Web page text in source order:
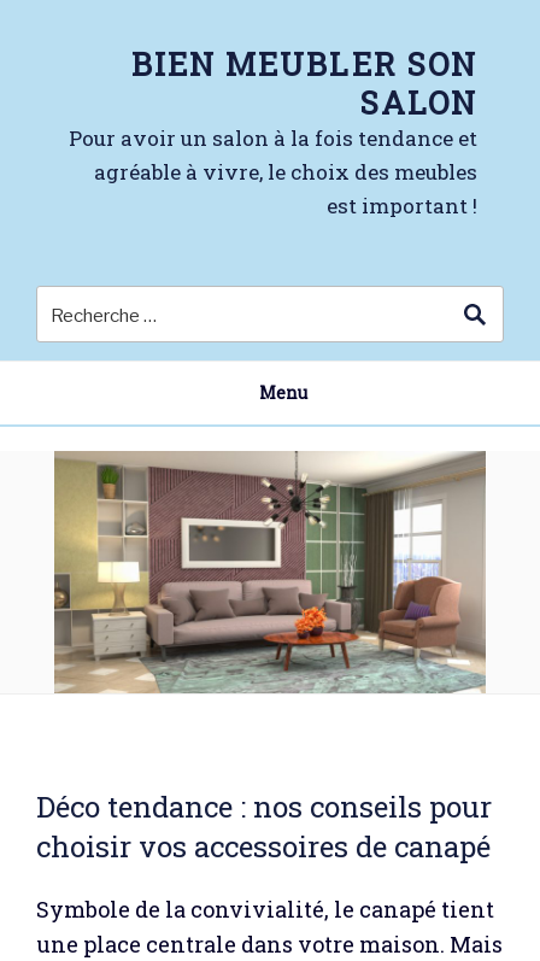
BIEN MEUBLER SON
SALON
Pour avoir un salon à la fois tendance et
agréable à vivre, le choix des meubles
est important !
Menu
Déco tendance : nos conseils pour
choisir vos accessoires de canapé
Symbole de la convivialité, le canapé tient
une place centrale dans votre maison. Mais